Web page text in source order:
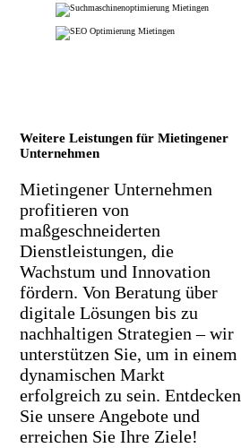
Weitere Leistungen für Mietingener
Unternehmen
Mietingener Unternehmen
profitieren von
maßgeschneiderten
Dienstleistungen, die
Wachstum und Innovation
fördern. Von Beratung über
digitale Lösungen bis zu
nachhaltigen Strategien – wir
unterstützen Sie, um in einem
dynamischen Markt
erfolgreich zu sein. Entdecken
Sie unsere Angebote und
erreichen Sie Ihre Ziele!